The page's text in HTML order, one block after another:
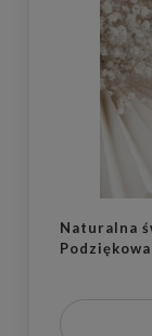
Naturalna